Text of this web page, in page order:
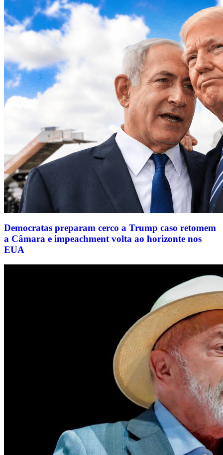
Democratas preparam cerco a Trump caso retomem
a Câmara e impeachment volta ao horizonte nos
EUA